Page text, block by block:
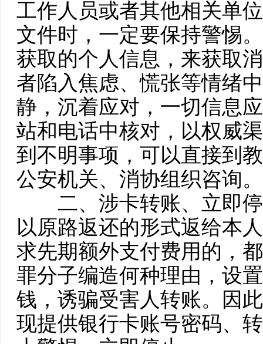
工作人员或者其他相关单
文件时，一定要保持警惕
获取的个人信息，来获取
者陷入焦虑、慌张等情绪
静，沉着应对，一切信息
站和电话中核对，以权威
到不明事项，可以直接到
公安机关、消协组织咨询。
二、涉卡转账、立即停
以原路返还的形式返给本
求先期额外支付费用的，
罪分子编造何种理由，设
钱，诱骗受害人转账。因
现提供银行卡账号密码、